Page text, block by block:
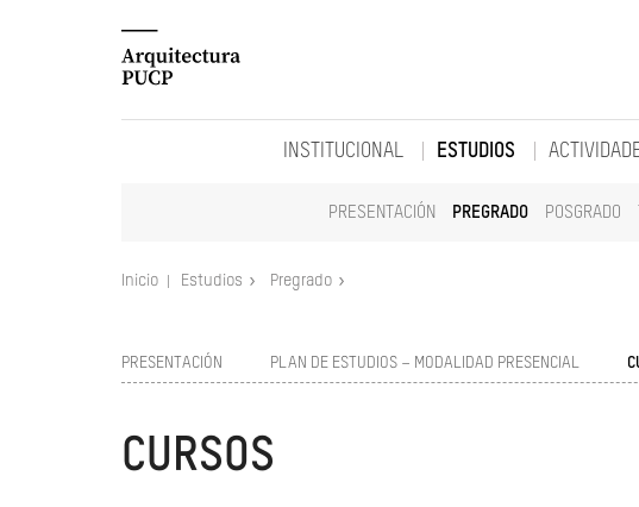
INSTITUCIONAL ESTUDIOS
PRESENTACIÓN PREGRADO POSGRADO
Inicio Estudios Pregrado
PRESENTACIÓN PLAN DE ESTUDIOS – MODALIDAD PRESENCIAL
CURSOS